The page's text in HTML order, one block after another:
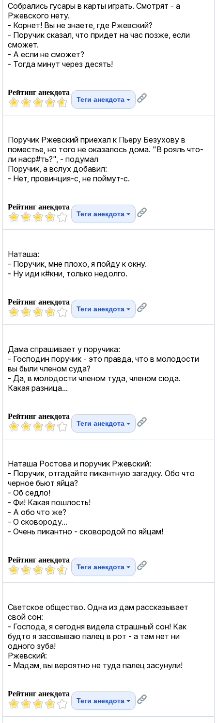
Собрались гусары в карты играть. Смотрят - а
Ржевского нету.
- Корнет! Вы не знаете, где Ржевский?
- Поручик сказал, что придет на час позже, если
сможет.
- А если не сможет?
- Тогда минут через десять!
Рейтинг анекдота
Теги анекдота
Поручик Ржевский приехал к Пьеру Безухову в
поместье, но того не оказалось дома. "В рояль что-
ли наср#ть?", - подумал
Поручик, а вслух добавил:
- Hет, провинция-с, не поймут-с.
Рейтинг анекдота
Теги анекдота
Наташа:
- Поручик, мне плохо, я пойду к окну.
- Ну иди к#кни, только недолго.
Рейтинг анекдота
Теги анекдота
Дама спрашивает у поручика:
- Госпoдин поручик - это правда, что в молодости
вы были членом суда?
- Да, в молодости членом туда, членом сюда.
Какая разница...
Рейтинг анекдота
Теги анекдота
Наташа Ростова и поручик Ржевский:
- Поручик, отгадайте пикантную загадку. Обо что
черное бьют яйца?
- Об седло!
- Фи! Какая пошлость!
- А обо что же?
- О сковороду...
- Очень пикантно - сковородой по яйцам!
Рейтинг анекдота
Теги анекдота
Светское общество. Одна из дам рассказывает
свой сон:
- Господа, я сегодня видела страшный сон! Как
будто я засовываю палец в рот - а там нет ни
одного зуба!
Ржевский:
- Мадам, вы вероятно не туда палец засунули!
Рейтинг анекдота
Теги анекдота